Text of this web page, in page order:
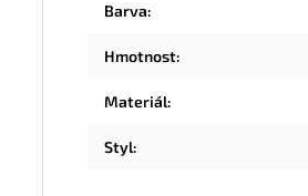
Barva:
Hmotnost:
Materiál:
Styl: